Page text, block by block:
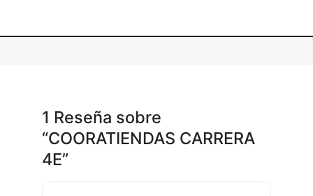
1 Reseña sobre
“COORATIENDAS CARRERA
4E”